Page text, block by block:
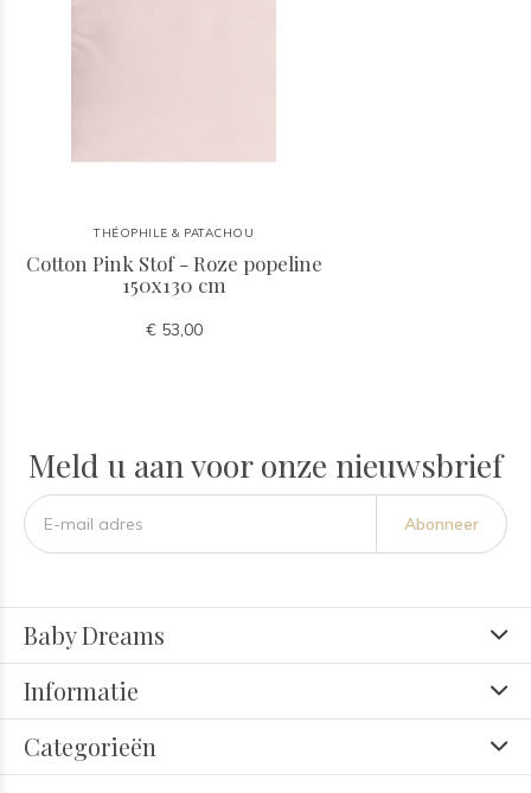
THÉOPHILE & PATACHOU
Cotton Pink Stof - Roze popeline
150x130 cm
€ 53,00
Meld u aan voor onze nieuwsbrief
Abonneer
Baby Dreams
Informatie
Categorieën